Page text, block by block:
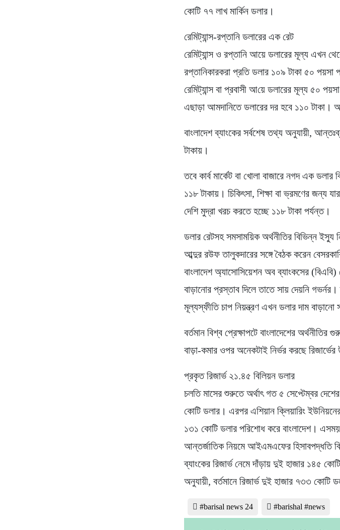
কোটি ৭৭ লাখ মার্কিন ডলার।
রেমিট্যান্স-রপ্তানি ডলারের এক রেট
রেমিট্যান্স ও রপ্তা‌নি আয়ে ডলারের মূল্য এখন
রপ্তানিকারকরা প্রতি ডলার ১০৯ টাকা ৫০
রেমিট্যান্স বা প্রবাসী আ‌য়ে ডলারের মূল্য ৫০
এছাড়া আমদানিতে ডলারের দর হবে ১১০ টাকা।
বাংলাদেশ ব্যাংকের সর্বশেষ তথ্য অনুযায়ী,
টাকায়।
তবে কার্ব মার্কেট বা খোলা বাজারে নগদ এক
১১৮ টাকায়। চিকিৎসা, শিক্ষা বা ভ্রমণের জন্য
দেশি মুদ্রা খরচ করতে হচ্ছে ১১৮ টাকা পর্যন্ত।
ডলার রেটসহ সমসাময়িক অর্থনীতির বিভিন্ন ইস্যু
আব্দুর রউফ তালুকদারের সঙ্গে বৈঠক করেন
বাংলাদেশ অ্যাসোসিয়েশন অব ব্যাংকসের
বাড়ানোর প্রস্তাব দিলে তাতে সায় দেয়নি
মূল্যস্ফীতি চাপ নিয়ন্ত্রণ এখন ডলার দাম
বর্তমান বিশ্ব প্রেক্ষাপটে বাংলাদেশের
বাড়া-কমার ওপর অনেকটাই নির্ভর করছে
প্রকৃত রিজার্ভ ২১.৪৫ বিলিয়ন ডলার
চলতি মাসের শুরুতে অর্থাৎ গত ৫ সেপ্টেম্বর
কোটি ডলার। এরপর এশিয়ান ক্লিয়ারিং
১৩১ কোটি ডলার পরিশোধ করে বাংলাদেশ।
আন্তর্জাতিক নিয়মে আইএমএফের হিসাবপদ্ধতি
ব্যাংকের রিজার্ভ নেমে দাঁড়ায় দুই হাজার ১৪৫
অনুযায়ী, বর্তমানে রিজার্ভ দুই হাজার ৭৩৩ কোটি
#barisal news 24 #barishal #news